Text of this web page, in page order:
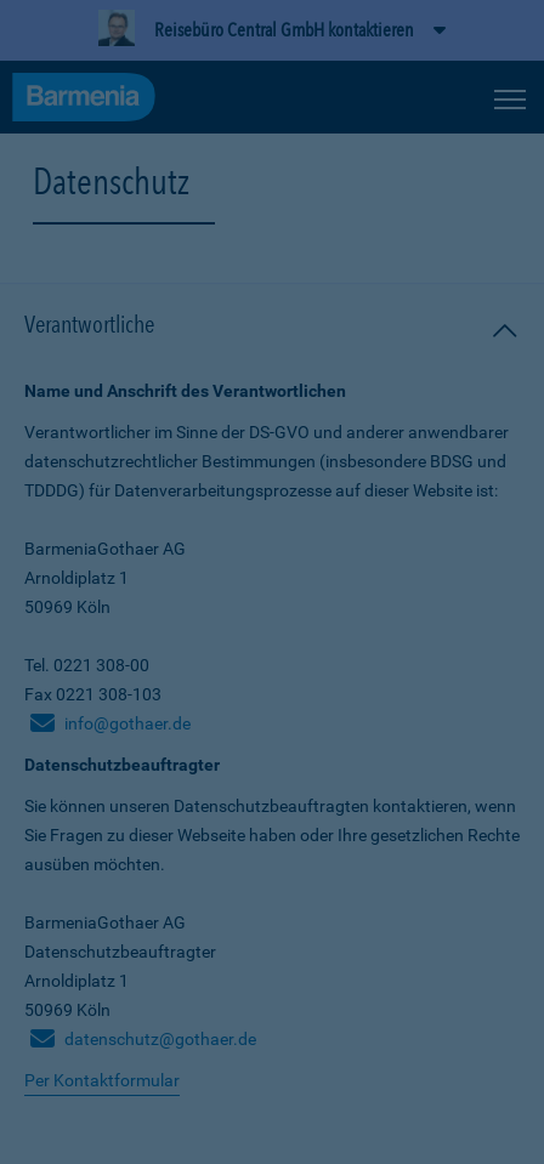
Reisebüro Central GmbH kontaktieren
Datenschutz
Verantwortliche
Name und Anschrift des Verantwortlichen
Verantwortlicher im Sinne der DS-GVO und anderer anwendbarer
datenschutz­rechtlicher Bestimmungen (insbesondere BDSG und
TDDDG) für Daten­verarbeitungs­prozesse auf dieser Website ist:
BarmeniaGothaer AG
Arnoldiplatz 1
50969 Köln
Tel. 0221 308-00
Fax 0221 308-103
info@gothaer.de
Datenschutzbeauftragter
Sie können unseren Datenschutz­beauftragten kontaktieren, wenn
Sie Fragen zu dieser Webseite haben oder Ihre gesetzlichen Rechte
ausüben möchten.
BarmeniaGothaer AG
Datenschutzbeauftragter
Arnoldiplatz 1
50969 Köln
datenschutz@gothaer.de
Per Kontaktformular